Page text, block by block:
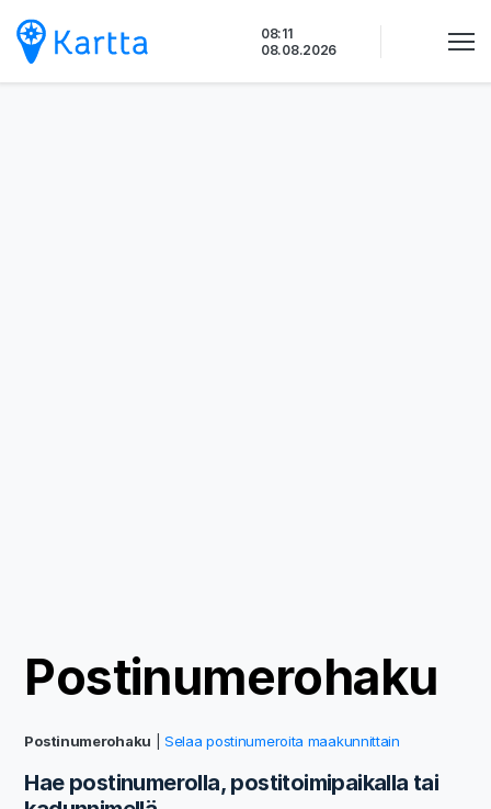
sisältöön
08:11
08.08.2026
Postinumerohaku
Postinumerohaku |Selaa postinumeroita maakunnittain
Hae postinumerolla, postitoimipaikalla tai